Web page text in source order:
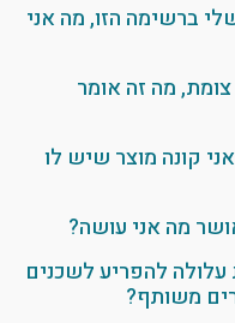
ברשימה הזו, מה אני
מה זה אומר
קונה מוצר שיש לו
מה אני עושה?
להפריע לשכנים
משותף?